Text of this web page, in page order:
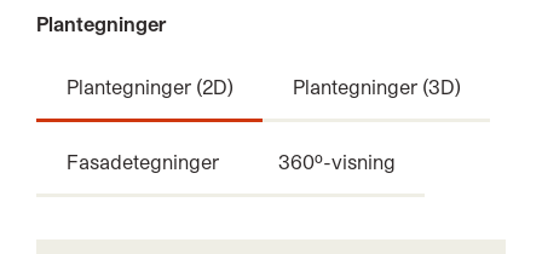
Plantegninger
Plantegninger (2D) Plantegninger (3D)
Fasadetegninger 360º-visning